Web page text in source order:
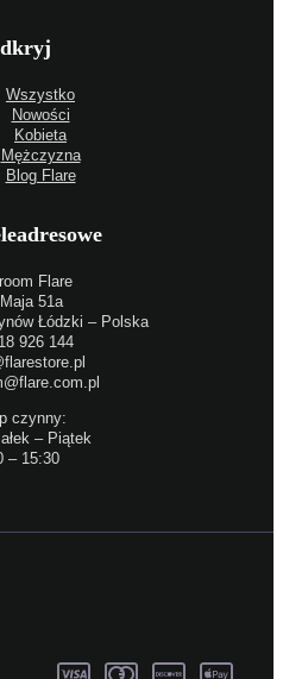
Wszystko
Nowości
Kobieta
Mężczyzna
Blog Flare
Flare
51a
Łódzki – Polska
926 144
czynny:
– Piątek
– 15:30